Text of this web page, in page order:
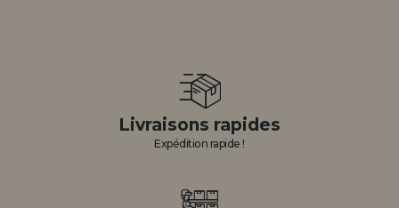
Livraisons rapides
Expédition rapide !